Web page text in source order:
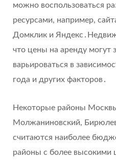
можно воспользоваться
ресурсами, например,
Домклик и
что цены на аренду могут
варьироваться в
года и других факторов․
Некоторые районы
Молжаниновский,
считаются наиболее
районы с более высокими